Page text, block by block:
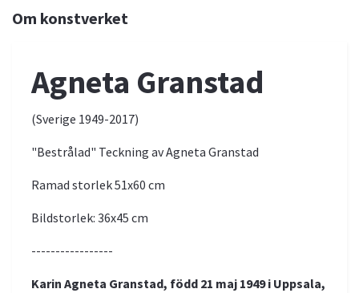
Om konstverket
Agneta Granstad
(Sverige 1949-2017)
"Bestrålad" Teckning av Agneta Granstad
Ramad storlek 51x60 cm
Bildstorlek: 36x45 cm
-----------------
Karin Agneta Granstad, född 21 maj 1949 i Uppsala,